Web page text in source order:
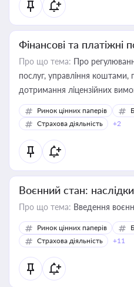
Фінансові та платіжні
Про що тема: Про
послуг, управління коштами, приймання платежів та
дотримання ліцензійних
Ринок цінних паперів
Страхова діяльність
+2
Воєнний стан:
Про що тема: Введення
Ринок цінних паперів
Страхова діяльність
+11